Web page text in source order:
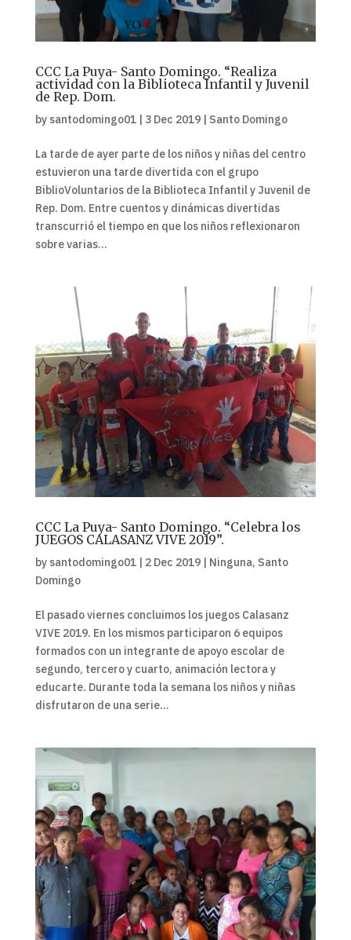
CCC La Puya- Santo Domingo. “Realiza
actividad con la Biblioteca Infantil y Juvenil
de Rep. Dom.
by santodomingo01| 3 Dec 2019| Santo Domingo
La tarde de ayer parte de los niños y niñas del centro
estuvieron una tarde divertida con el grupo
BiblioVoluntarios de la Biblioteca Infantil y Juvenil de
Rep. Dom. Entre cuentos y dinámicas divertidas
transcurrió el tiempo en que los niños reflexionaron
sobre varias...
CCC La Puya- Santo Domingo. “Celebra los
JUEGOS CALASANZ VIVE 2019”.
by santodomingo01| 2 Dec 2019| Ninguna, Santo
Domingo
El pasado viernes concluimos los juegos Calasanz
VIVE 2019. En los mismos participaron 6 equipos
formados con un integrante de apoyo escolar de
segundo, tercero y cuarto, animación lectora y
educarte. Durante toda la semana los niños y niñas
disfrutaron de una serie...